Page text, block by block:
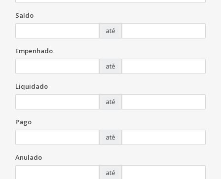
Saldo
até
Empenhado
até
Liquidado
até
Pago
até
Anulado
até